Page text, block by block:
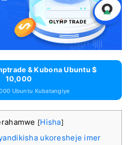
& Kubona Ubuntu $
10,000
Ubuntu Kubatangiye
[Hisha]
ukoresheje imer